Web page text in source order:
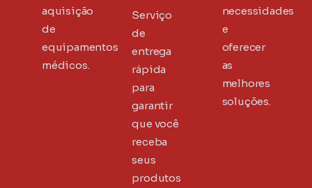
aquisição
de
equipamentos
médicos.
Serviço
de
entrega
rápida
para
garantir
que você
receba
seus
produtos
necessidades
e
oferecer
as
melhores
soluções.